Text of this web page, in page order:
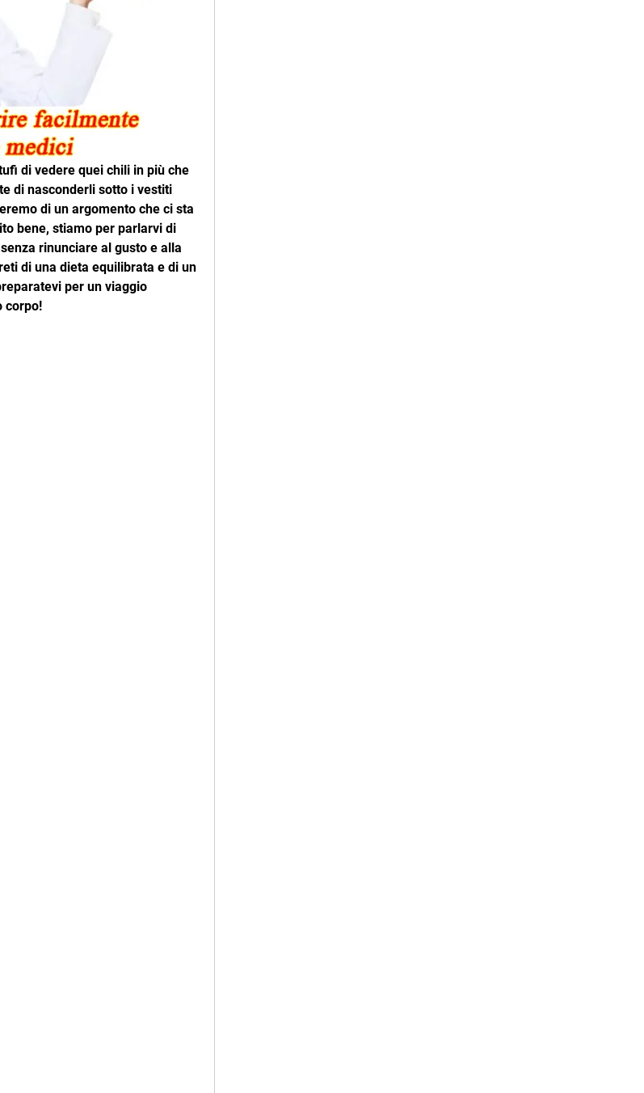
di vedere quei chili in più che
di nasconderli sotto i vestiti
di un argomento che ci sta
bene, stiamo per parlarvi di
rinunciare al gusto e alla
di una dieta equilibrata e di un
per un viaggio
corpo!